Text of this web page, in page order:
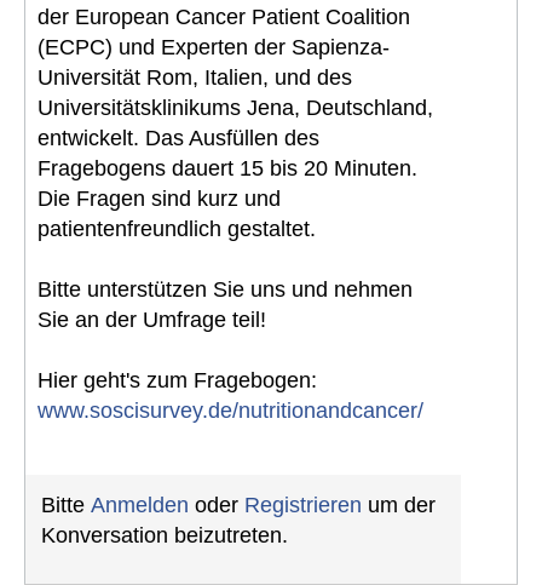
der European Cancer Patient Coalition
(ECPC) und Experten der Sapienza-
Universität Rom, Italien, und des
Universitätsklinikums Jena, Deutschland,
entwickelt. Das Ausfüllen des
Fragebogens dauert 15 bis 20 Minuten.
Die Fragen sind kurz und
patientenfreundlich gestaltet.
Bitte unterstützen Sie uns und nehmen
Sie an der Umfrage teil!
Hier geht's zum Fragebogen:
www.soscisurvey.de/nutritionandcancer/
Bitte Anmelden oder Registrieren um der
Konversation beizutreten.